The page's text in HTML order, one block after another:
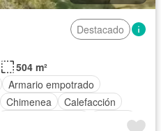
Destacado
504 m²
Armario empotrado
Chimenea
Calefacción
Terraza